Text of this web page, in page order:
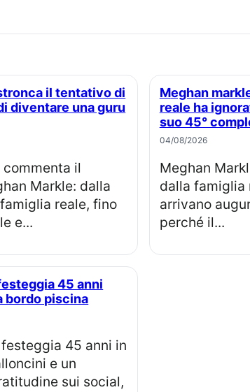
diventare una guru
Markle: dalla
reale, fino
e...
Meghan markle, perché la famiglia
reale ha
suo 45°
04/08/2026
Meghan Markle compie 45 anni, ma
dalla famiglia
arrivano
perché il...
bordo piscina
e un
sui social,